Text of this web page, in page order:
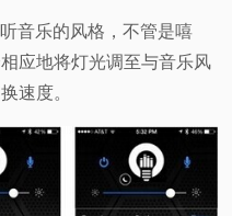
音乐的风格，不管是嘻
应地将灯光调至与音乐风
速度。